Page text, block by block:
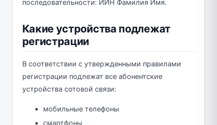
последовательности: ИИН Фамилия Имя.
Какие устройства подлежат
регистрации
В соответствии с утвержденными правилами
регистрации подлежат все абонентские
устройства сотовой связи:
мобильные телефоны
смартфоны